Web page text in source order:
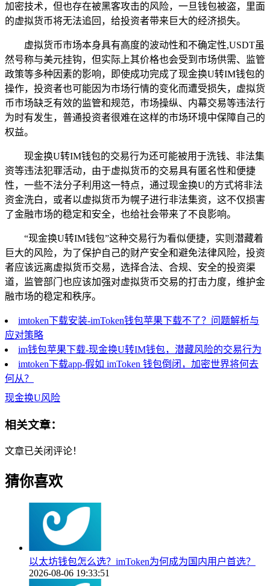
加密技术，但也存在被黑客攻击的风险，一旦钱包被盗，里面
的虚拟货币将无法追回，给投资者带来巨大的经济损失。
虚拟货币市场本身具有高度的波动性和不确定性,USDT虽
然号称与美元挂钩，但实际上其价格也会受到市场供需、监管
政策等多种因素的影响，即使成功完成了现金换U转IM钱包的
操作，投资者也可能因为市场行情的变化而遭受损失，虚拟货
币市场缺乏有效的监管和规范，市场操纵、内幕交易等违法行
为时有发生，普通投资者很难在这样的市场环境中保障自己的
权益。
现金换U转IM钱包的交易行为还可能被用于洗钱、非法集
资等违法犯罪活动，由于虚拟货币的交易具有匿名性和便捷
性，一些不法分子利用这一特点，通过现金换U的方式将非法
资金洗白，或者以虚拟货币为幌子进行非法集资，这不仅损害
了金融市场的稳定和安全，也给社会带来了不良影响。
“现金换U转IM钱包”这种交易行为看似便捷，实则潜藏着
巨大的风险，为了保护自己的财产安全和避免法律风险，投资
者应该远离虚拟货币交易，选择合法、合规、安全的投资渠
道，监管部门也应该加强对虚拟货币交易的打击力度，维护金
融市场的稳定和秩序。
imtoken下载安装-imToken钱包苹果下载不了？问题解析与
应对策略
im钱包苹果下载-现金换U转IM钱包，潜藏风险的交易行为
imtoken下载app-假如 imToken 钱包倒闭，加密世界将何去
何从？
现金换U风险
相关文章：
文章已关闭评论！
猜你喜欢
以太坊钱包怎么选？imToken为何成为国内用户首选？
2026-08-06 19:33:51